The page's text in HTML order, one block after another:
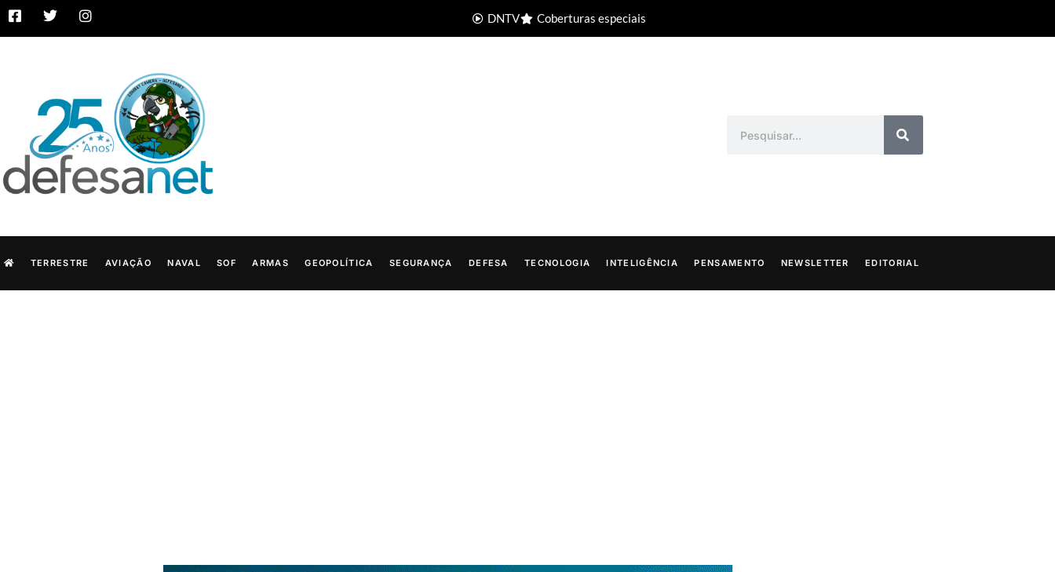
DNTV Coberturas especiais
TERRESTRE AVIAÇÃO NAVAL SOF ARMAS GEOPOLÍTICA SEGURANÇA DEFESA TECNOLOGIA INTELIGÊNCIA PENSAMENTO NEWSLETTER EDITORIAL